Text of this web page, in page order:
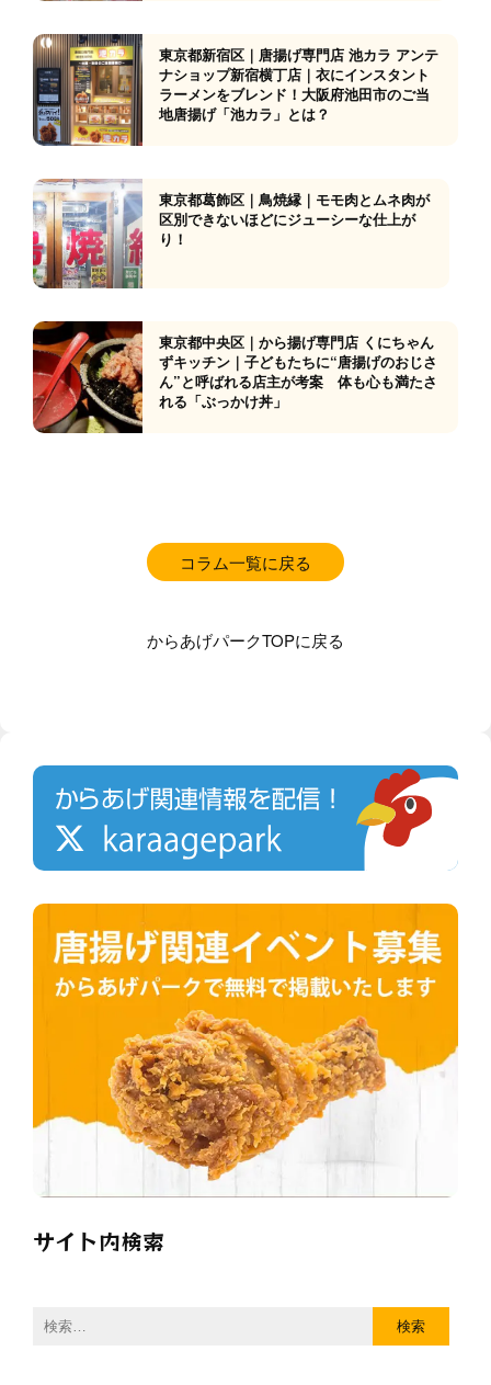
東京都新宿区｜唐揚げ専門店 池カラ アンテ
ナショップ新宿横丁店｜衣にインスタント
ラーメンをブレンド！大阪府池田市のご当
地唐揚げ「池カラ」とは？
東京都葛飾区｜鳥焼縁｜モモ肉とムネ肉が
区別できないほどにジューシーな仕上が
り！
東京都中央区｜から揚げ専門店 くにちゃん
ずキッチン｜子どもたちに“唐揚げのおじさ
ん”と呼ばれる店主が考案 体も心も満たさ
れる「ぶっかけ丼」
コラム一覧に戻る
からあげパークTOPに戻る
サイト内検索
検